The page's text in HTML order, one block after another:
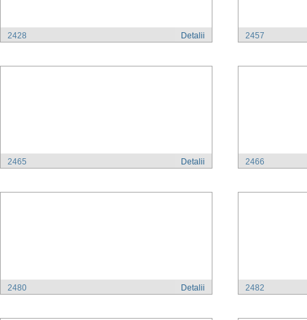
Detalii
2428 2457
Detalii
2465 2466
Detalii
2480 2482